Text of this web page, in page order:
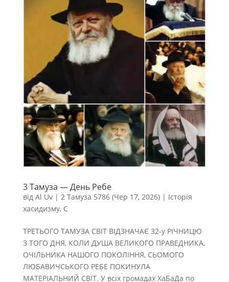
3 Тамуза — День Ребе
від Al Uv| 2 Тамуза 5786 (Чер 17, 2026)| Історія
хасидизму, С
ТРЕТЬОГО ТАМУЗА СВІТ ВІДЗНАЧАЄ 32-у РІЧНИЦЮ
З ТОГО ДНЯ, КОЛИ ДУША ВЕЛИКОГО ПРАВЕДНИКА,
ОЧІЛЬНИКА НАШОГО ПОКОЛІННЯ, СЬОМОГО
ЛЮБАВИЧСЬКОГО РЕБЕ ПОКИНУЛА
МАТЕРІАЛЬНИЙ СВІТ. У всіх громадах ХаБаДа по